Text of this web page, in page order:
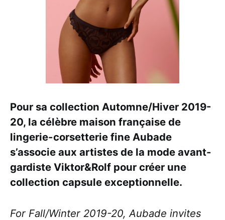
Pour sa collection Automne/Hiver 2019-
20, la célèbre maison française de
lingerie-corsetterie fine Aubade
s’associe aux artistes de la mode avant-
gardiste Viktor&Rolf pour créer une
collection capsule exceptionnelle.
For Fall/Winter 2019-20, Aubade invites